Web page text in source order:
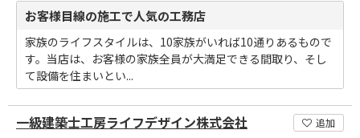
お客様目線の施工で人気の工務店
家族のライフスタイルは、10家族がいれば10通りあるもので
す。当店は、お客様の家族全員が大満足できる間取り、そし
て設備を住まいとい...
一級建築士工房ライフデザイン株式会社 追加